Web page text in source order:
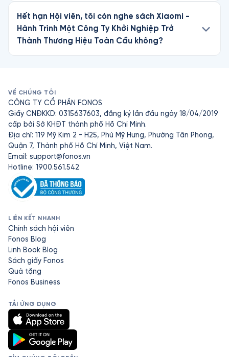
Hết hạn Hội viên, tôi còn nghe sách Xiaomi -
Hành Trình Một Công Ty Khởi Nghiệp Trở
Thành Thương Hiệu Toàn Cầu không?
VỀ CHÚNG TÔI
CÔNG TY CỔ PHẦN FONOS
Giấy CNĐKKD: 0315637603, đăng ký lần đầu ngày 18/04/2019
cấp bởi Sở KHĐT thành phố Hồ Chí Minh.
Địa chỉ: 119 Mỹ Kim 2 - H25, Phú Mỹ Hưng, Phường Tân Phong,
Quận 7, Thành phố Hồ Chí Minh, Việt Nam.
Email: support@fonos.vn
Hotline: 1900.561.542
LIÊN KẾT NHANH
Chính sách hội viên
Fonos Blog
Linh Book Blog
Sách giấy Fonos
Quà tặng
Fonos Business
TẢI ỨNG DỤNG